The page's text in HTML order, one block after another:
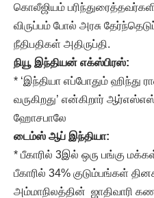
கொலீஜியம்
விருப்பம் போல் அரசு
நீதிபதிகள் அதிருப்தி.
நியூ இந்தியன் எக்ஸ்பிரஸ்:
* ‘இந்தியா எப்போதும் ஹிந்து
வருகிறது’ என்கிறார்
ஹோசபாலே
டைம்ஸ் ஆப் இந்தியா:
* பீகாரில் 3இல் ஒரு பங்கு
பீகாரில் 34% குடும்பங்கள்
அம்மாநிலத்தின் ஜாதிவாரி